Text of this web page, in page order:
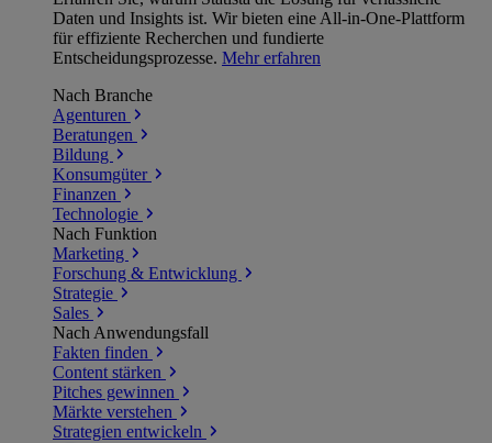
Daten und Insights ist. Wir bieten eine All-in-One-Plattform
für effiziente Recherchen und fundierte
Entscheidungsprozesse. Mehr erfahren
Nach Branche
Agenturen
Beratungen
Bildung
Konsumgüter
Finanzen
Technologie
Nach Funktion
Marketing
Forschung & Entwicklung
Strategie
Sales
Nach Anwendungsfall
Fakten finden
Content stärken
Pitches gewinnen
Märkte verstehen
Strategien entwickeln